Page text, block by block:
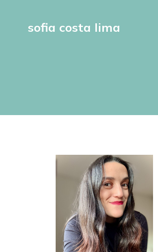
sofia costa lima